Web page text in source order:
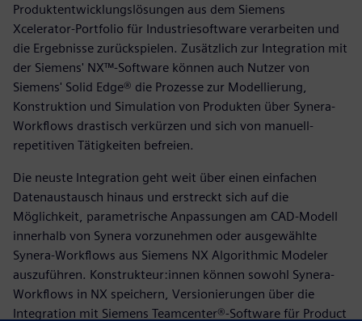
Produktentwicklungslösungen aus dem Siemens
Xcelerator-Portfolio für Industriesoftware verarbeiten und
die Ergebnisse zurückspielen. Zusätzlich zur Integration mit
der Siemens' NX™-Software können auch Nutzer von
Siemens' Solid Edge® die Prozesse zur Modellierung,
Konstruktion und Simulation von Produkten über Synera-
Workflows drastisch verkürzen und sich von manuell-
repetitiven Tätigkeiten befreien.
Die neuste Integration geht weit über einen einfachen
Datenaustausch hinaus und erstreckt sich auf die
Möglichkeit, parametrische Anpassungen am CAD-Modell
innerhalb von Synera vorzunehmen oder ausgewählte
Synera-Workflows aus Siemens NX Algorithmic Modeler
auszuführen. Konstrukteur:innen können sowohl Synera-
Workflows in NX speichern, Versionierungen über die
Integration mit Siemens Teamcenter®-Software für Product